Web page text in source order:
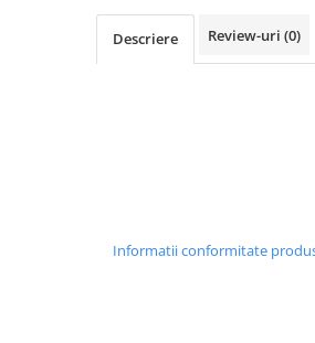
Descriere Review-uri (0)
Informatii conformitate